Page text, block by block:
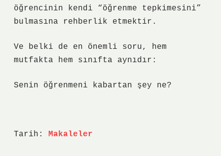
öğrencinin kendi “öğrenme tepkimesini”
bulmasına rehberlik etmektir.
Ve belki de en önemli soru, hem
mutfakta hem sınıfta aynıdır:
Senin öğrenmeni kabartan şey ne?
Tarih: Makaleler